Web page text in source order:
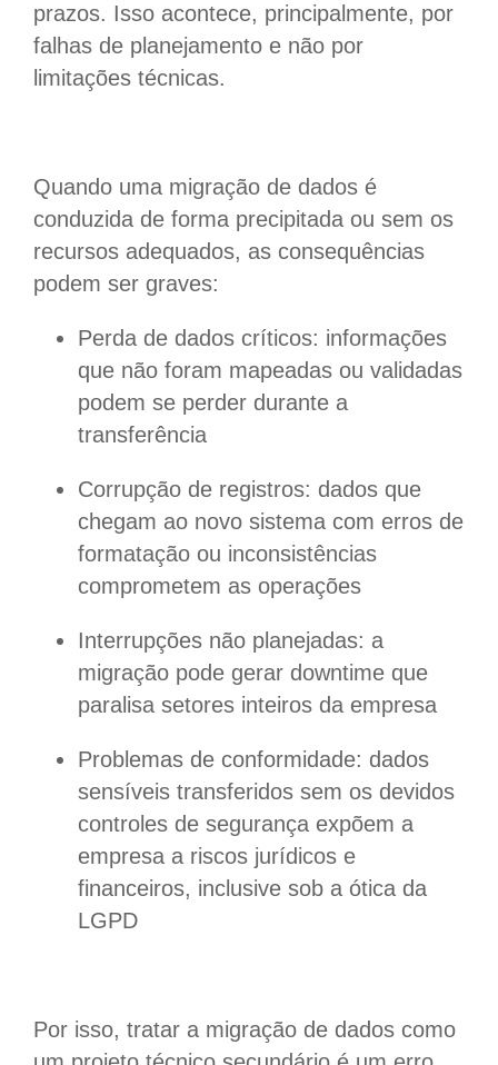
prazos. Isso acontece, principalmente, por
falhas de planejamento e não por
limitações técnicas.
Quando uma migração de dados é
conduzida de forma precipitada ou sem os
recursos adequados, as consequências
podem ser graves:
Perda de dados críticos: informações
que não foram mapeadas ou validadas
podem se perder durante a
transferência
Corrupção de registros: dados que
chegam ao novo sistema com erros de
formatação ou inconsistências
comprometem as operações
Interrupções não planejadas: a
migração pode gerar downtime que
paralisa setores inteiros da empresa
Problemas de conformidade: dados
sensíveis transferidos sem os devidos
controles de segurança expõem a
empresa a riscos jurídicos e
financeiros, inclusive sob a ótica da
LGPD
Por isso, tratar a migração de dados como